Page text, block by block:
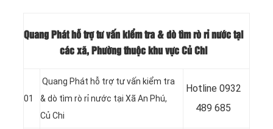
Quang Phát hỗ trợ tư vấn kiểm tra & dò tìm rò rỉ nước tại
các xã, Phường thuộc khu vực Củ Chi
01
Quang Phát hỗ trợ tư vấn kiểm tra
& dò tìm rò rỉ nước tại Xã An Phú,
Củ Chi
Hotline 0932
489 685